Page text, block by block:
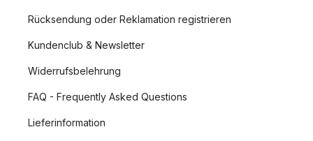
Rücksendung oder Reklamation registrieren
Kundenclub & Newsletter
Widerrufsbelehrung
FAQ - Frequently Asked Questions
Lieferinformation